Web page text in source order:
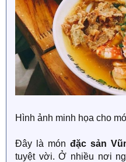
Hình ảnh minh họa cho
Đây là món đặc sản
tuyệt vời. Ở nhiều nơi